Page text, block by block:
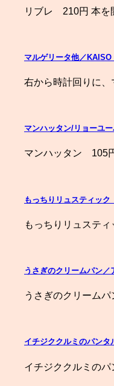
リブレ 210円 本を
マルゲリータ他／
右から時計回りに
マンハッタン/リョーユ
マンハッタン 105
もっちりリュスティッ
もっちりリュステ
うさぎのクリームパン／
うさぎのクリーム
イチジククルミのパンタ
イチジククルミの